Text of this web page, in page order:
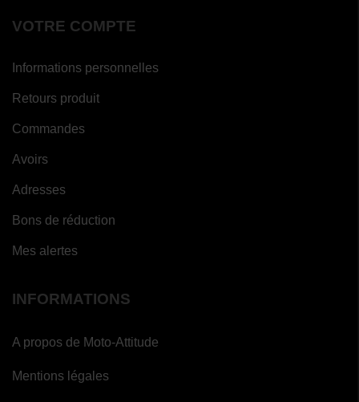
VOTRE COMPTE
Informations personnelles
Retours produit
Commandes
Avoirs
Adresses
Bons de réduction
Mes alertes
INFORMATIONS
A propos de Moto-Attitude
Mentions légales